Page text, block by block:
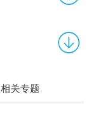
相关专题